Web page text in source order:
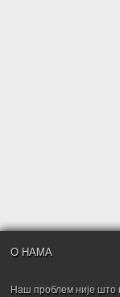
О НАМА
Наш проблем није што